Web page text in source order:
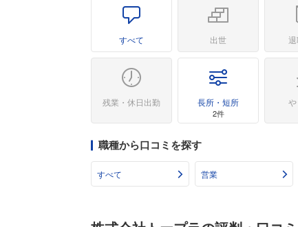
すべて 出世
残業・休日出勤 長所・短所
2件
職種から口コミを探す
すべて 営業